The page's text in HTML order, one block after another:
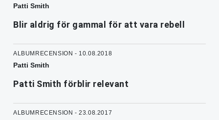
Patti Smith
Blir aldrig för gammal för att vara rebell
ALBUMRECENSION - 10.08.2018
Patti Smith
Patti Smith förblir relevant
ALBUMRECENSION - 23.08.2017